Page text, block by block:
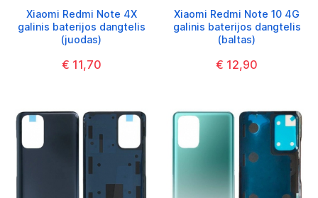
Xiaomi Redmi Note 4X
galinis baterijos dangtelis
(juodas)
€ 11,70
Xiaomi Redmi Note 10 4G
galinis baterijos dangtelis
(baltas)
€ 12,90